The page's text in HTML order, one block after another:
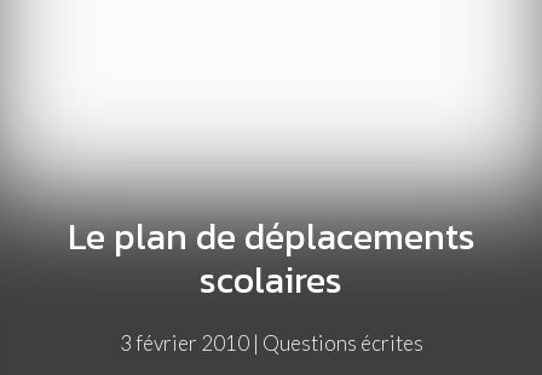
Le plan de déplacements
scolaires
3 février 2010| Questions écrites